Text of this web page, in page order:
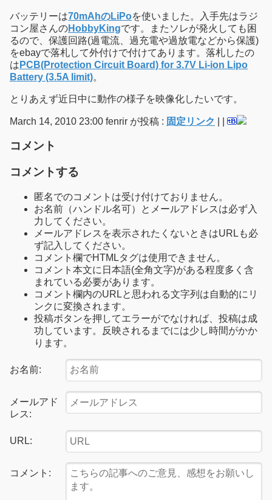
バッテリーは70mAhのLiPoを使いました。入手先はラジ
コン屋さんのHobbyKingです。またソレが発火しても困
るので、保護回路(過電流、過充電や過放電などから保護)
をebayで落札して外付けで付けてあります。落札したの
は PCB(Protection Circuit Board) for 3.7V Li-ion Lipo
Battery (3.5A limit)。
とりあえず近日中に動作の様子を映像化したいです。
March 14, 2010 23:00 fenrir が投稿 : 固定リンク
コメント
コメントする
匿名でのコメントは受け付けておりません。
お名前（ハンドル名可）とメールアドレスは必ず入
力してください。
メールアドレスを表示されたくないときはURLも必
ず記入してください。
コメント欄でHTMLタグは使用できません。
コメント本文に日本語(全角文字)がある程度多く含
まれている必要があります。
コメント欄内のURLと思われる文字列は自動的にリ
ンクに変換されます。
投稿ボタンを押してエラーがでなければ、投稿は成
功しています。反映されるまでには少し時間がかか
ります。
お名前:
メールアド
レス:
URL:
コメント: